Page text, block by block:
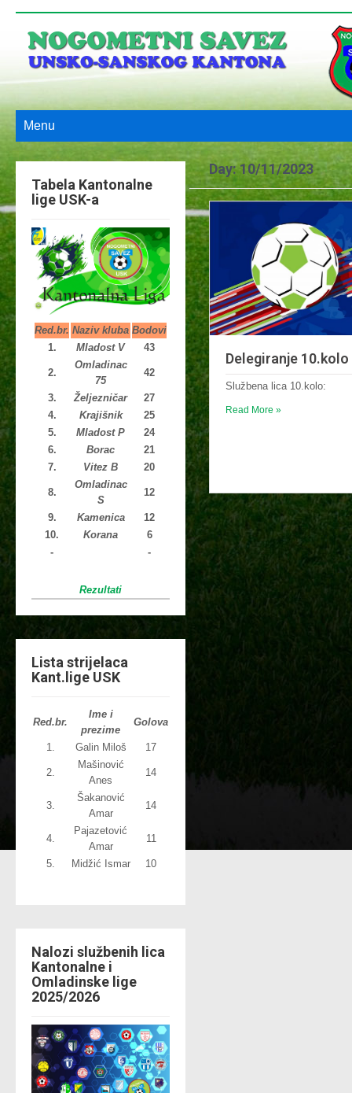
Menu
Tabela Kantonalne
lige USK-a
Red.br. Naziv kluba Bodovi
1.
Mladost V 43
2.
Omladinac
75
42
3. Željezničar
27
4.
Krajišnik
25
5.
Mladost P
24
6.
Borac
21
7.
Vitez B 20
8.
Omladinac
S
12
9. Kamenica
12
10.
Korana
6
-
-
Rezultati
Lista strijelaca
Kant.lige USK
Red.br.
Ime i
prezime
Golova
1. Galin Miloš 17
2.
Mašinović
Anes
14
3.
Šakanović
Amar
14
4.
Pajazetović
Amar
11
5. Midžić Ismar 10
Nalozi službenih lica
Kantonalne i
Omladinske lige
2025/2026
Day:10/11/2023
Delegiranje
Službena lica 10.kolo:
Read More »